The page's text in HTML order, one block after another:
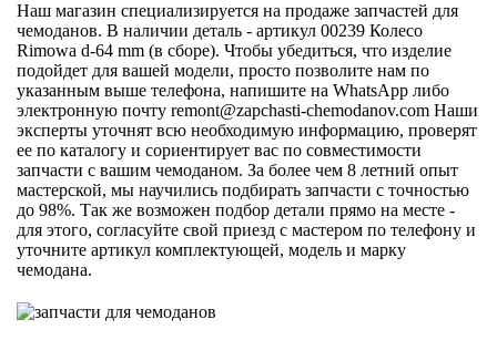
Наш магазин специализируется на продаже запчастей для
чемоданов. В наличии деталь - артикул 00239 Колесо
Rimowa d-64 mm (в сборе). Чтобы убедиться, что изделие
подойдет для вашей модели, просто позволите нам по
указанным выше телефона, напишите на WhatsApp либо
электронную почту remont@zapchasti-chemodanov.com Наши
эксперты уточнят всю необходимую информацию, проверят
ее по каталогу и сориентирует вас по совместимости
запчасти с вашим чемоданом. За более чем 8 летний опыт
мастерской, мы научились подбирать запчасти с точностью
до 98%. Так же возможен подбор детали прямо на месте -
для этого, согласуйте свой приезд с мастером по телефону и
уточните артикул комплектующей, модель и марку
чемодана.